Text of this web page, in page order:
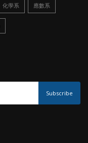
化學系 應數系
Subscribe